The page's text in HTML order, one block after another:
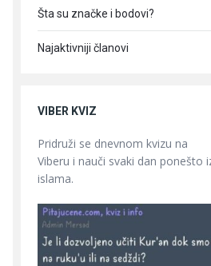
Šta su značke i bodovi?
Najaktivniji članovi
VIBER KVIZ
Pridruži se dnevnom kvizu na
Viberu i nauči svaki dan ponešto
islama.